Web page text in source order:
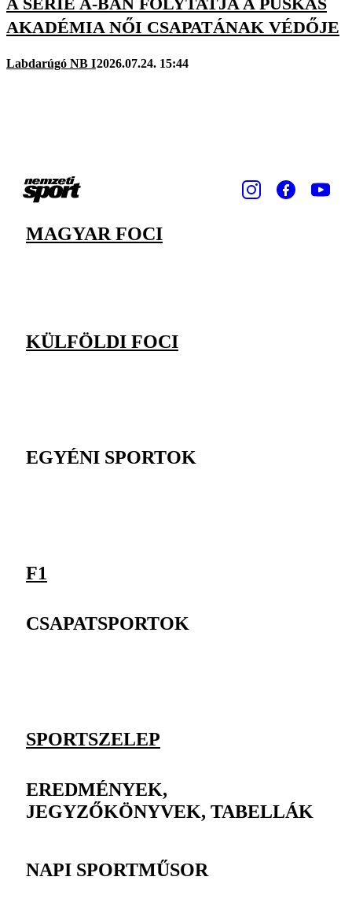
AKADÉMIA NŐI CSAPATÁNAK VÉDŐJE
Labdarúgó NB I2026.07.24. 15:44
MAGYAR FOCI
KÜLFÖLDI FOCI
EGYÉNI SPORTOK
F1
CSAPATSPORTOK
SPORTSZELEP
EREDMÉNYEK,
JEGYZŐKÖNYVEK, TABELLÁK
NAPI SPORTMŰSOR